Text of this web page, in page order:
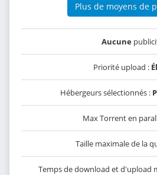
Plus de moyens de
Aucune
Priorité upload :
Hébergeurs sélectionnés :
Max Torrent en
Taille maximale de la
Temps de download et d'upload